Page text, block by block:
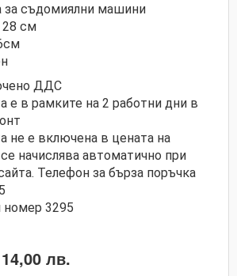
за съдомиялни машини
см
ДДС
е в рамките на 2 работни дни в
не е включена в цената на
начислява автоматично при
Телефон за бърза поръчка
номер 3295
лв.